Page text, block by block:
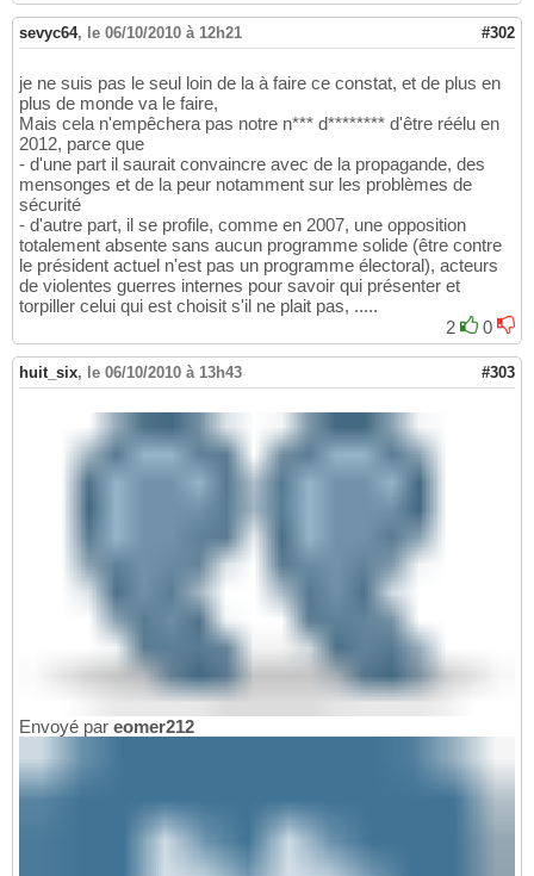
sevyc64, le 06/10/2010 à 12h21 #302
je ne suis pas le seul loin de la à faire ce constat, et de plus en
plus de monde va le faire,
Mais cela n'empêchera pas notre n*** d******** d'être réélu en
2012, parce que
- d'une part il saurait convaincre avec de la propagande, des
mensonges et de la peur notamment sur les problèmes de
sécurité
- d'autre part, il se profile, comme en 2007, une opposition
totalement absente sans aucun programme solide (être contre
le président actuel n'est pas un programme électoral), acteurs
de violentes guerres internes pour savoir qui présenter et
torpiller celui qui est choisit s'il ne plait pas, .....
2
0
huit_six, le 06/10/2010 à 13h43 #303
Envoyé par eomer212